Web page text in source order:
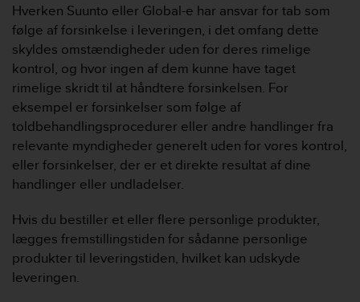
Hverken Suunto eller Global-e har ansvar for tab som
følge af forsinkelse i leveringen, i det omfang dette
skyldes omstændigheder uden for deres rimelige
kontrol, og hvor ingen af ​​dem kunne have taget
rimelige skridt til at håndtere forsinkelsen. For
eksempel er forsinkelser som følge af
toldbehandlingsprocedurer eller andre handlinger fra
relevante myndigheder generelt uden for vores kontrol,
eller forsinkelser, der er et direkte resultat af dine
handlinger eller undladelser.
Hvis du bestiller et eller flere personlige produkter,
lægges fremstillingstiden for sådanne personlige
produkter til leveringstiden, hvilket kan udskyde
leveringen.